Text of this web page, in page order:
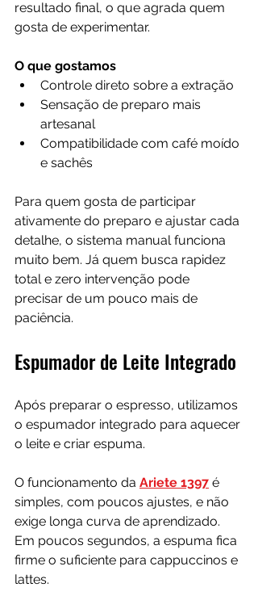
resultado final, o que agrada quem
gosta de experimentar.
O que gostamos
Controle direto sobre a extração
Sensação de preparo mais
artesanal
Compatibilidade com café moído
e sachês
Para quem gosta de participar
ativamente do preparo e ajustar cada
detalhe, o sistema manual funciona
muito bem. Já quem busca rapidez
total e zero intervenção pode
precisar de um pouco mais de
paciência.
Espumador de Leite Integrado
Após preparar o espresso, utilizamos
o espumador integrado para aquecer
o leite e criar espuma.
O funcionamento da Ariete 1397 é
simples, com poucos ajustes, e não
exige longa curva de aprendizado.
Em poucos segundos, a espuma fica
firme o suficiente para cappuccinos e
lattes.